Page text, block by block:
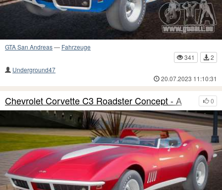
GTA San Andreas— Fahrzeuge
341
2
Underground47
20.07.2023 11:10:31
0
Chevrolet Corvette C3 Roadster Concept - A